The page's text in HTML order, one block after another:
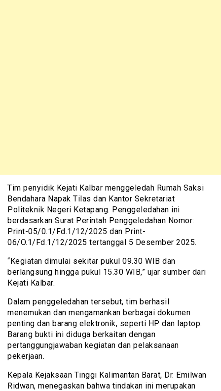
Tim penyidik Kejati Kalbar menggeledah Rumah Saksi
Bendahara Napak Tilas dan Kantor Sekretariat
Politeknik Negeri Ketapang. Penggeledahan ini
berdasarkan Surat Perintah Penggeledahan Nomor:
Print-05/0.1/Fd.1/12/2025 dan Print-
06/O.1/Fd.1/12/2025 tertanggal 5 Desember 2025.
“Kegiatan dimulai sekitar pukul 09.30 WIB dan
berlangsung hingga pukul 15.30 WIB,” ujar sumber dari
Kejati Kalbar.
Dalam penggeledahan tersebut, tim berhasil
menemukan dan mengamankan berbagai dokumen
penting dan barang elektronik, seperti HP dan laptop.
Barang bukti ini diduga berkaitan dengan
pertanggungjawaban kegiatan dan pelaksanaan
pekerjaan.
Kepala Kejaksaan Tinggi Kalimantan Barat, Dr. Emilwan
Ridwan, menegaskan bahwa tindakan ini merupakan